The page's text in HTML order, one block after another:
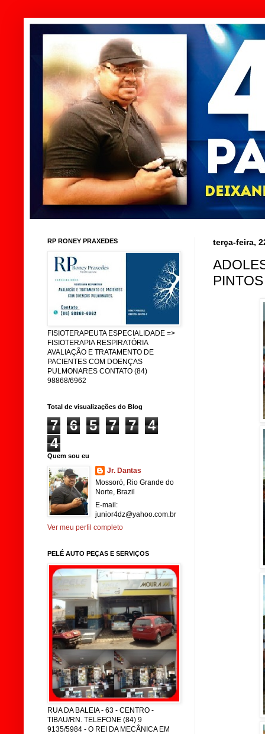
terça-feira,
RP RONEY PRAXEDES
FISIOTERAPEUTA ESPECIALIDADE =>
FISIOTERAPIA RESPIRATÓRIA
AVALIAÇÃO E TRATAMENTO DE
PACIENTES COM DOENÇAS
PULMONARES CONTATO (84)
98868/6962
Total de visualizações do Blog
7 6 5 7 7
4
4
Quem sou eu
Jr. Dantas
Mossoró, Rio Grande do
Norte, Brazil
E-mail:
junior4dz@yahoo.com.br
Ver meu perfil completo
PELÉ AUTO PEÇAS E SERVIÇOS
RUA DA BALEIA - 63 - CENTRO -
TIBAU/RN. TELEFONE (84) 9
9135/5984 - O REI DA MECÂNICA EM